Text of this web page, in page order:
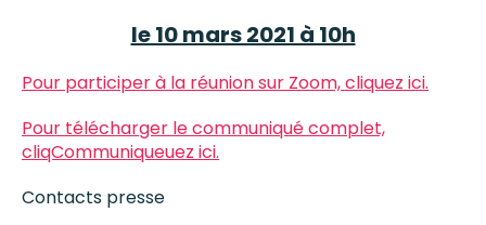
le 10 mars 2021 à 10h
Pour participer à la réunion sur Zoom, cliquez ici.
Pour télécharger le communiqué complet,
cliqCommuniqueuez ici.
Contacts presse